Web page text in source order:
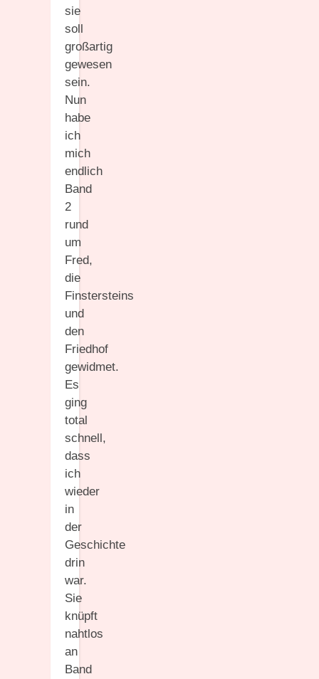
sie
soll
großartig
gewesen
sein.
Nun
habe
ich
mich
endlich
Band
2
rund
um
Fred,
die
Finstersteins
und
den
Friedhof
gewidmet.
Es
ging
total
schnell,
dass
ich
wieder
in
der
Geschichte
drin
war.
Sie
knüpft
nahtlos
an
Band